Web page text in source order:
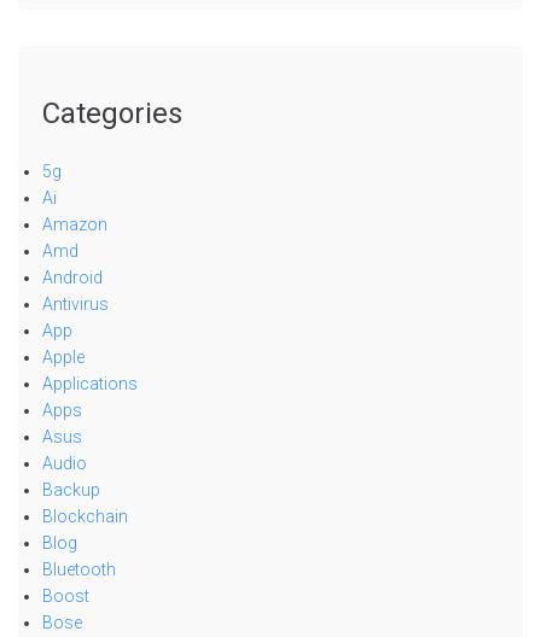
Categories
5g
Ai
Amazon
Amd
Android
Antivirus
App
Apple
Applications
Apps
Asus
Audio
Backup
Blockchain
Blog
Bluetooth
Boost
Bose